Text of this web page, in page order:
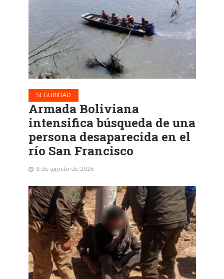
SEGURIDAD
Armada Boliviana
intensifica búsqueda de una
persona desaparecida en el
río San Francisco
8 de agosto de 2026